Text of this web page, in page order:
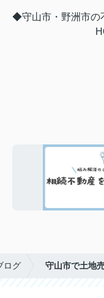
◆守山市・野洲市の
ログ 守山市で土地